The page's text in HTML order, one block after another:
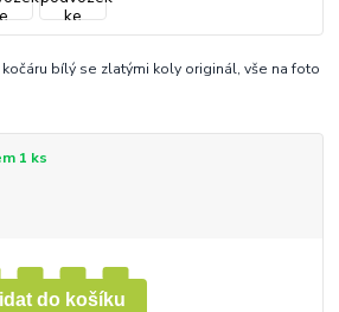
bílý se zlatými koly originál, vše na foto
1 ks
do košíku